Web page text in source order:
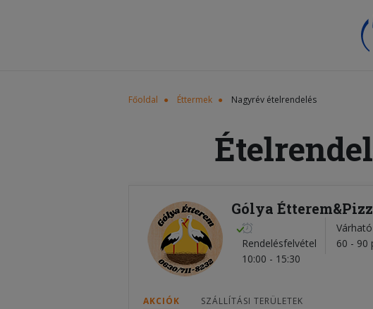
Főoldal Éttermek Nagyrév ételrendelés
Gólya
Rendelésfelvétel
10:00 - 15:30
60 - 90
AKCIÓK SZÁLLÍTÁSI TERÜLETEK